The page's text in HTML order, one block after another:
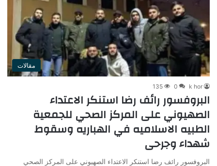
مقالات
k hor
0
135
البروفسور رائف رضا استنكر الاعتداء
الصهيوني على المركز الصحي للجمعية
الطبيه الاسلاميه في الهباريه وسقوط
شهداء وجرحى
البروفسور رائف رضا استنكر الاعتداء الصهيوني على المركز الصحي